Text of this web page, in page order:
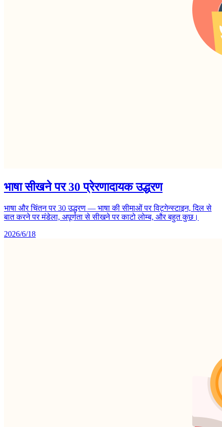
भाषा सीखने पर 30 प्रेरणादायक उद्धरण
भाषा और चिंतन पर 30 उद्धरण — भाषा की सीमाओं पर विट्गेन्स्टाइन, दिल से
बात करने पर मंडेला, अपूर्णता से सीखने पर काटो लोम्ब, और बहुत कुछ।
2026/6/18